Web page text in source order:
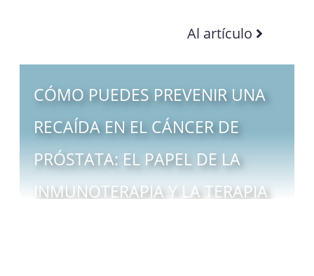
Al artículo
CÓMO PUEDES PREVENIR UNA
RECAÍDA EN EL CÁNCER DE
PRÓSTATA: EL PAPEL DE LA
INMUNOTERAPIA Y LA TERAPIA